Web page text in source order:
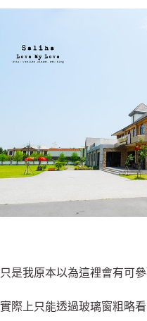
只是我原本以為這裡會有可
實際上只能透過玻璃窗粗略看